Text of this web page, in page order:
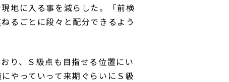
地に入る事を減らした。「前検
るごとに段々と配分できるよう
り、Ｓ級点も目指せる位置にい
やっていって来期ぐらいにＳ級